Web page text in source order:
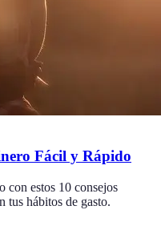
Fácil y Rápido
con estos 10 consejos
tus hábitos de gasto.